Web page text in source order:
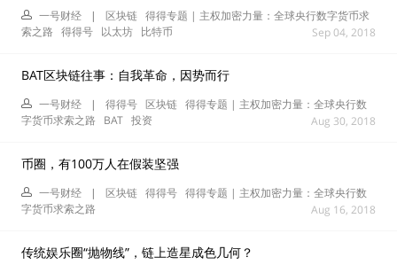
一号财经 | 区块链 得得专题 | 主权加密力量：全球央行数字货币求
索之路 得得号 以太坊 比特币 Sep 04, 2018
BAT区块链往事：自我革命，因势而行
一号财经 | 得得号 区块链 得得专题 | 主权加密力量：全球央行数
字货币求索之路
BAT 投资 Aug 30, 2018
币圈，有100万人在假装坚强
一号财经 | 区块链 得得号 得得专题 | 主权加密力量：全球央行数
字货币求索之路
Aug 16, 2018
传统娱乐圈“抛物线”，链上造星成色几何？